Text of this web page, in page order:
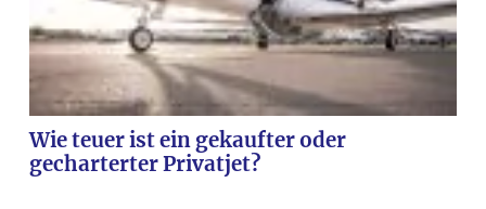
Wie teuer ist ein gekaufter oder
gecharterter Privatjet?